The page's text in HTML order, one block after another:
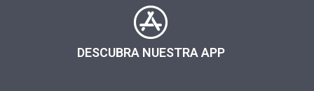
DESCUBRA NUESTRA APP